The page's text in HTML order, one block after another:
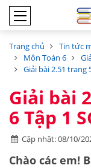
Trang chủ Tin tức
Môn Toán 6
Giải bài 2.51 trang
Giải bài
6 Tập 1
Cập nhật: 08/10/
Chào các em!